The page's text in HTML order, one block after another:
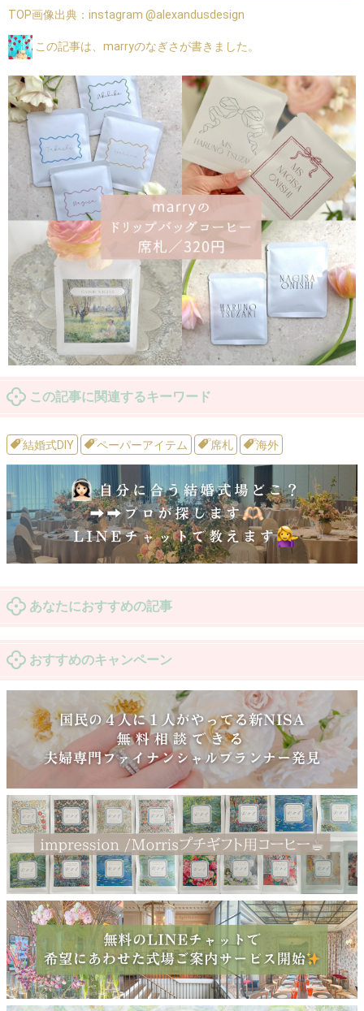
TOP画像出典： instagram @alexandusdesign
この記事は、marryのなぎさが書きました。
この記事に関連するキーワード
結婚式DIY ペーパーアイテム 席札 海外
あなたにおすすめの記事
おすすめのキャンペーン